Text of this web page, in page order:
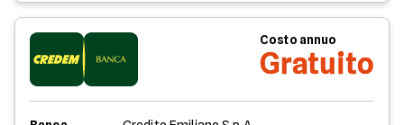
Costo annuo
Gratuito